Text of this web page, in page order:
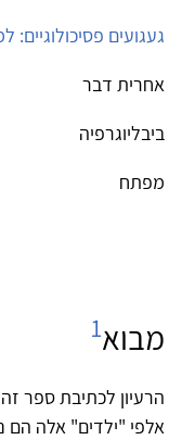
געגועים פסיכולוגיים:
אחרית דבר
ביבליוגרפיה
מפתח
מבוא1
הרעיון לכתיבת ספר
אלפי "ילדים" אלה הם